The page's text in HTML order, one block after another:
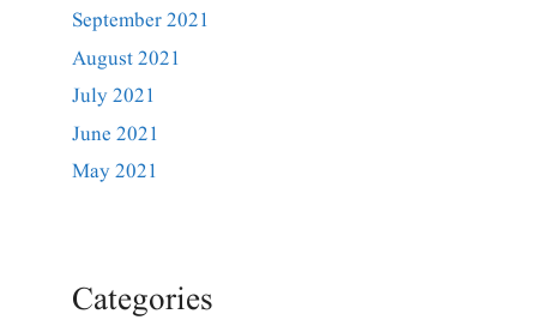
September 2021
August 2021
July 2021
June 2021
May 2021
Categories